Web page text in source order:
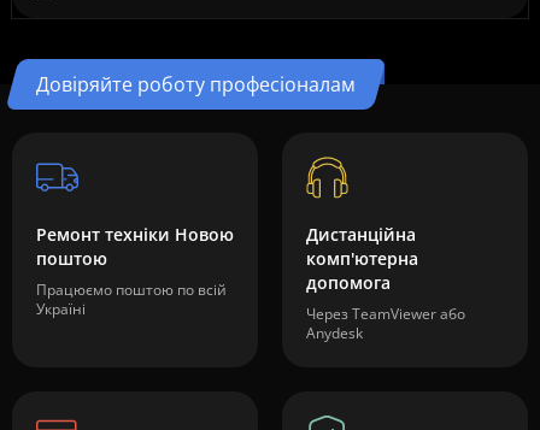
Довіряйте роботу професіоналам
Ремонт техніки Новою
поштою
Працюємо поштою по всій
Україні
Дистанційна
комп'ютерна
допомога
Через TeamViewer або
Anydesk